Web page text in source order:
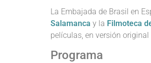
La Embajada de Brasil en
Salamanca y la Filmoteca
películas, en versión
Programa